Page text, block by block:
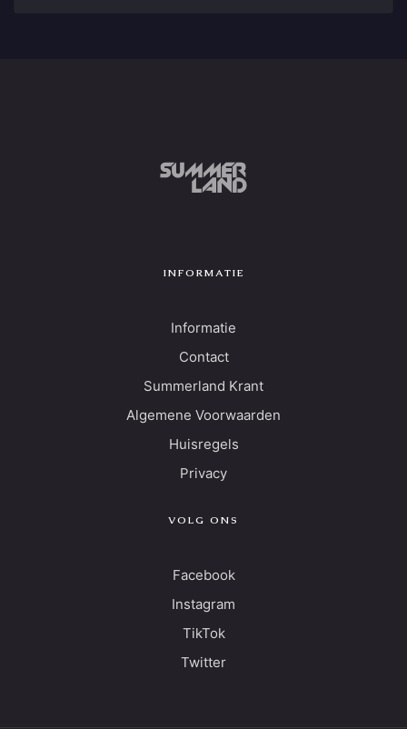
INFORMATIE
Informatie
Contact
Summerland Krant
Algemene Voorwaarden
Huisregels
Privacy
VOLG ONS
Facebook
Instagram
TikTok
Twitter